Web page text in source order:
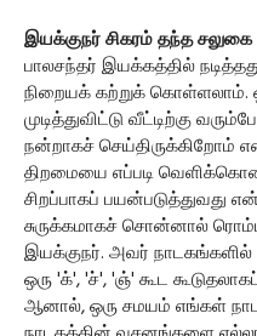
இயக்குநர் சிகரம் தந்த சலுகை
பாலசந்தர் இயக்கத்தில்
நிறையக் கற்றுக் கொள்ளலாம்.
முடித்துவிட்டு வீட்டிற்கு
நன்றாகச் செய்திருக்கிறோம்
திறமையை எப்படி
சிறப்பாகப் பயன்படுத்துவது
சுருக்கமாகச் சொன்னால்
இயக்குநர். அவர்
ஒரு 'க்', 'ச்', 'ஞ்' கூட
ஆனால், ஒரு சமயம் எங்கள்